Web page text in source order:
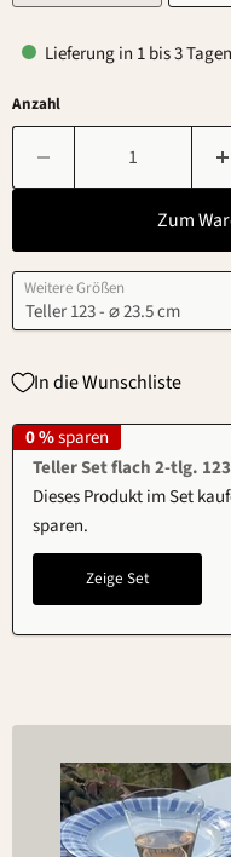
Lieferung in 1 bis 3 Tagen
Anzahl
Zum
Weitere Größen
In die Wunschliste
Teller Set flach 2-tlg. 123
Dieses Produkt im Set
sparen.
Zeige Set
0 %sparen